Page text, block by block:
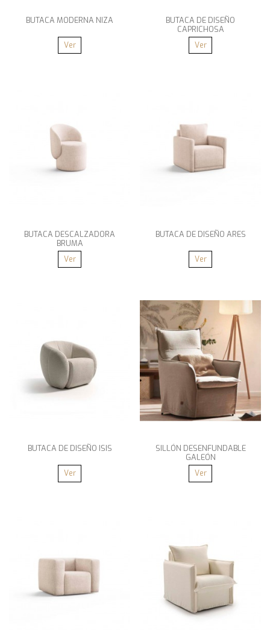
BUTACA MODERNA NIZA
Ver
BUTACA DE DISEÑO
CAPRICHOSA
Ver
BUTACA DESCALZADORA
BRUMA
Ver
BUTACA DE DISEÑO ARES
Ver
BUTACA DE DISEÑO ISIS
Ver
SILLÓN DESENFUNDABLE
GALEÓN
Ver